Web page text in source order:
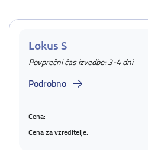
Lokus S
Povprečni čas izvedbe: 3-4 dni
Podrobno
Cena:
Cena za vzreditelje: